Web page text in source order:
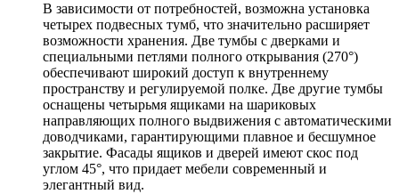
В зависимости от потребностей, возможна установка
четырех подвесных тумб, что значительно расширяет
возможности хранения. Две тумбы с дверками и
специальными петлями полного открывания (270°)
обеспечивают широкий доступ к внутреннему
пространству и регулируемой полке. Две другие тумбы
оснащены четырьмя ящиками на шариковых
направляющих полного выдвижения с автоматическими
доводчиками, гарантирующими плавное и бесшумное
закрытие. Фасады ящиков и дверей имеют скос под
углом 45°, что придает мебели современный и
элегантный вид.